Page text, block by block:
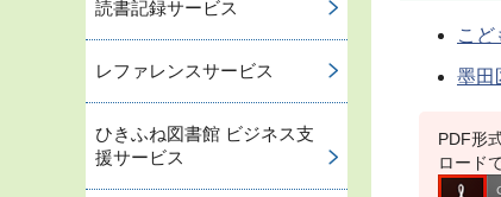
こど
墨田
PDF形
ロード
読書記録サービス
レファレンスサービス
ひきふね図書館 ビジネス支
援サービス